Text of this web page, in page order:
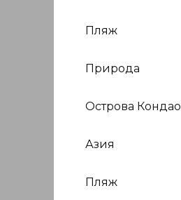
Пляж
Природа
Острова Кондао
Азия
Пляж